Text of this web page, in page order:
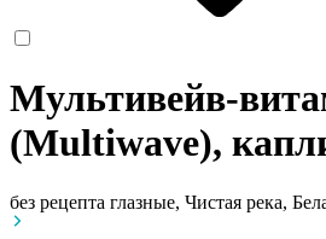
Мультивейв-
(Multiwave),
без рецепта глазные, Чистая река,